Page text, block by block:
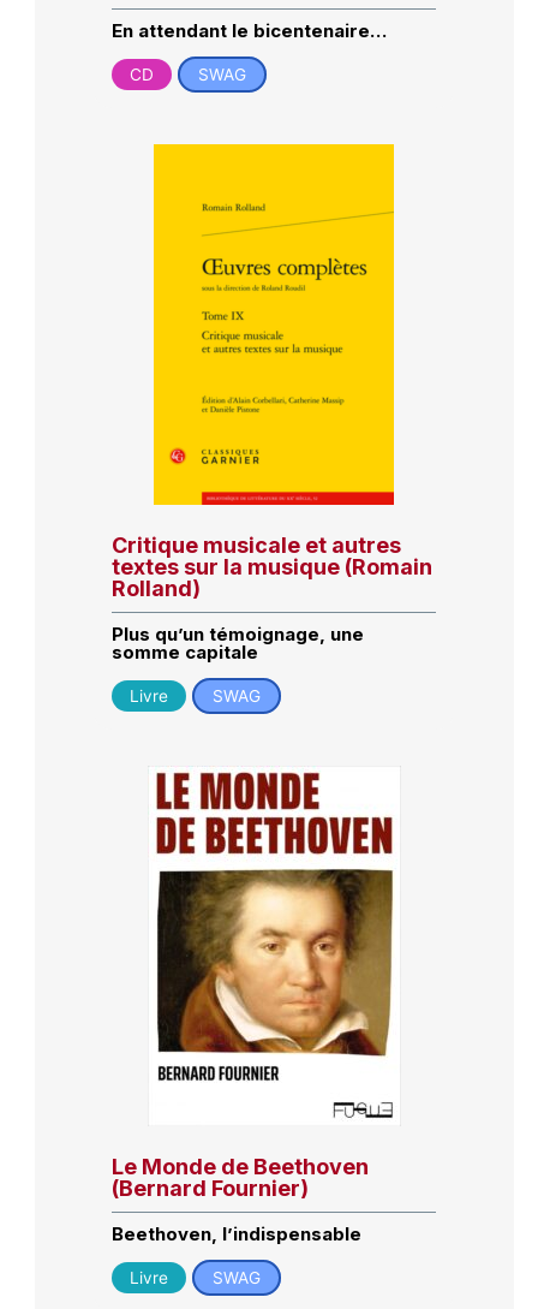
En attendant le bicentenaire…
CD SWAG
Critique musicale et autres
textes sur la musique (Romain
Rolland)
Plus qu’un témoignage, une
somme capitale
Livre SWAG
Le Monde de Beethoven
(Bernard Fournier)
Beethoven, l’indispensable
Livre SWAG